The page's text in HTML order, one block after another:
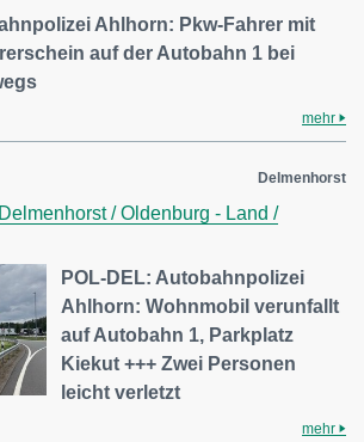
Ahlhorn: Pkw-Fahrer mit
auf der Autobahn 1 bei
mehr
Delmenhorst
/ Oldenburg - Land /
POL-DEL: Autobahnpolizei
Ahlhorn: Wohnmobil verunfallt
auf Autobahn 1, Parkplatz
Kiekut +++ Zwei Personen
leicht verletzt
mehr